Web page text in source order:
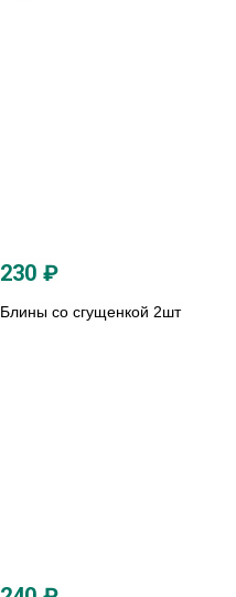
230 ₽
Блины со сгущенкой 2шт